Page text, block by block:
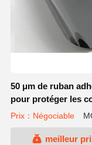
50 μm de ruban
pour protéger les
Prix：Négociable
meilleur